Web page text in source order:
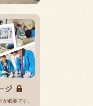
必要です。